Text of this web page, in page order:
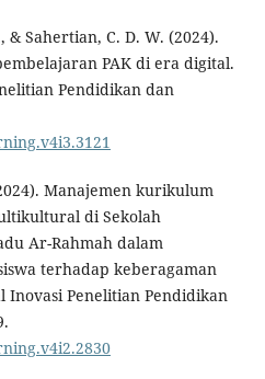
& Sahertian, C. D. W. (2024).
PAK di era digital.
Pendidikan dan
Manajemen kurikulum
di Sekolah
Ar-Rahmah dalam
terhadap keberagaman
Penelitian Pendidikan